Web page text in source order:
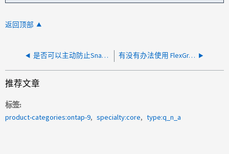
返回顶部
是否可以主动防止Snapshot副本填充卷的活动区域并填充磁盘？ 有没有办法使用 FlexGroup 将写入重定向到另一个组成部分？
推荐文章
标签
product-categories:ontap-9
specialty:core type:q_n_a